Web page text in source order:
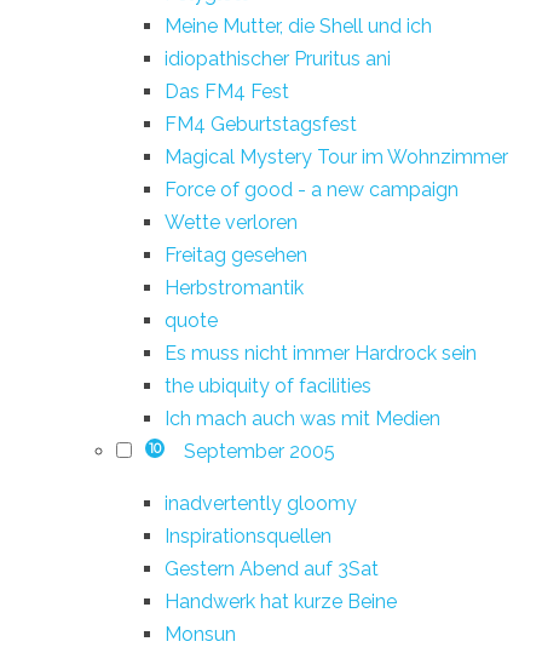
Meine Mutter, die Shell und ich
idiopathischer Pruritus ani
Das FM4 Fest
FM4 Geburtstagsfest
Magical Mystery Tour im Wohnzimmer
Force of good - a new campaign
Wette verloren
Freitag gesehen
Herbstromantik
quote
Es muss nicht immer Hardrock sein
the ubiquity of facilities
Ich mach auch was mit Medien
10 September 2005
inadvertently gloomy
Inspirationsquellen
Gestern Abend auf 3Sat
Handwerk hat kurze Beine
Monsun